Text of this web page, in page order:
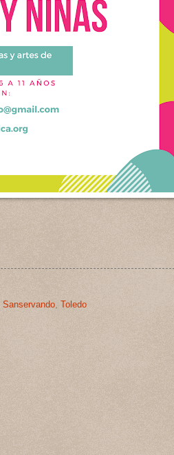
Sanservando, Toledo